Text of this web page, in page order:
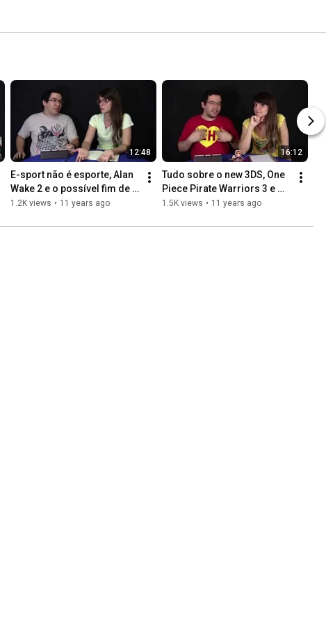
12:48
E-sport não é esporte, Alan
Wake 2 e o possível fim de
The Sims
1.2K views • 11 years ago
16:12
Tudo sobre o new 3DS, One
Piece Pirate Warriors 3 e
DLCs de Mario Kart 8!
1.5K views • 11 years ago